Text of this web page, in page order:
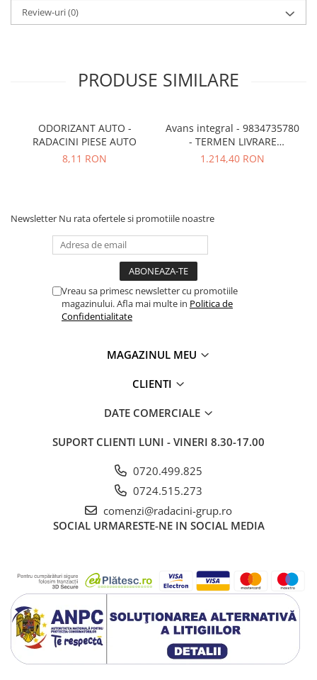
Review-uri(0)
PRODUSE SIMILARE
ODORIZANT AUTO -
RADACINI PIESE AUTO
8,11 RON
Avans integral - 9834735780
- TERMEN LIVRARE
NECUNOSCUT
1.214,40 RON
Newsletter Nu rata ofertele si promotiile noastre
Vreau sa primesc newsletter cu promotiile
magazinului. Afla mai multe in Politica de
Confidentialitate
MAGAZINUL MEU
CLIENTI
DATE COMERCIALE
SUPORT CLIENTI LUNI - VINERI 8.30-17.00
0720.499.825
0724.515.273
comenzi@radacini-grup.ro
SOCIAL URMARESTE-NE IN SOCIAL MEDIA